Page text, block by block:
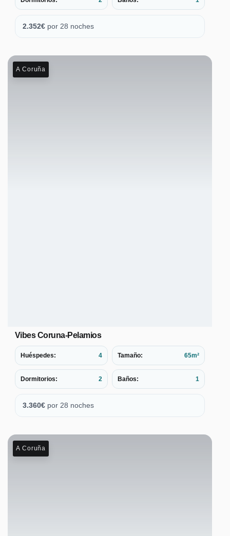
2.352€ por 28 noches
A Coruña
Vibes Coruna-Pelamios
Huéspedes: 4 Tamaño: 65m²
Dormitorios: 2 Baños: 1
3.360€ por 28 noches
A Coruña